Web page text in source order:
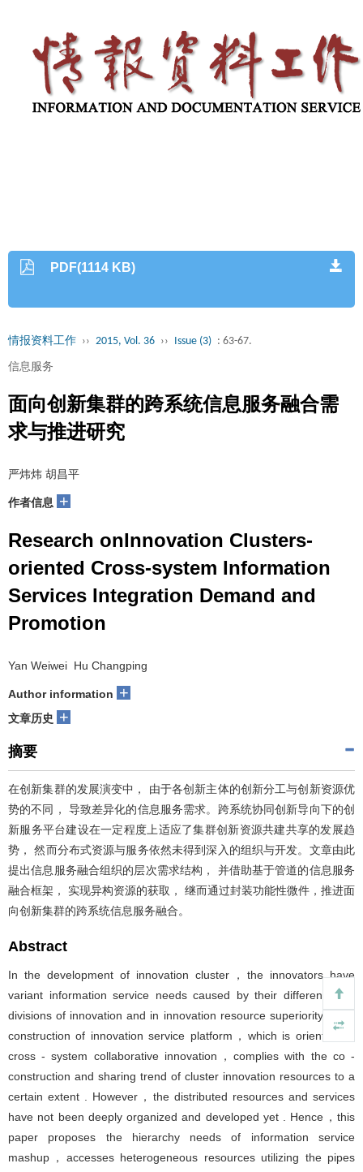
PDF(1114 KB)
情报资料工作 ›› 2015, Vol. 36 ›› Issue (3) : 63-67.
信息服务
面向创新集群的跨系统信息服务融合需
求与推进研究
严炜炜 胡昌平
作者信息 +
Research onInnovation Clusters-
oriented Cross-system Information
Services Integration Demand and
Promotion
Yan Weiwei Hu Changping
Author information +
文章历史 +
摘要
在创新集群的发展演变中， 由于各创新主体的创新分工与创新资源优
势的不同， 导致差异化的信息服务需求。跨系统协同创新导向下的创
新服务平台建设在一定程度上适应了集群创新资源共建共享的发展趋
势， 然而分布式资源与服务依然未得到深入的组织与开发。文章由此
提出信息服务融合组织的层次需求结构， 并借助基于管道的信息服务
融合框架， 实现异构资源的获取， 继而通过封装功能性微件，推进面
向创新集群的跨系统信息服务融合。
Abstract
In the development of innovation cluster，the innovators have
variant information service needs caused by their differences in
divisions of innovation and in innovation resource superiority . The
construction of innovation service platform，which is oriented by
cross - system collaborative innovation，complies with the co -
construction and sharing trend of cluster innovation resources to a
certain extent . However，the distributed resources and services
have not been deeply organized and developed yet . Hence，this
paper proposes the hierarchy needs of information service
mashup，accesses heterogeneous resources utilizing the pipes